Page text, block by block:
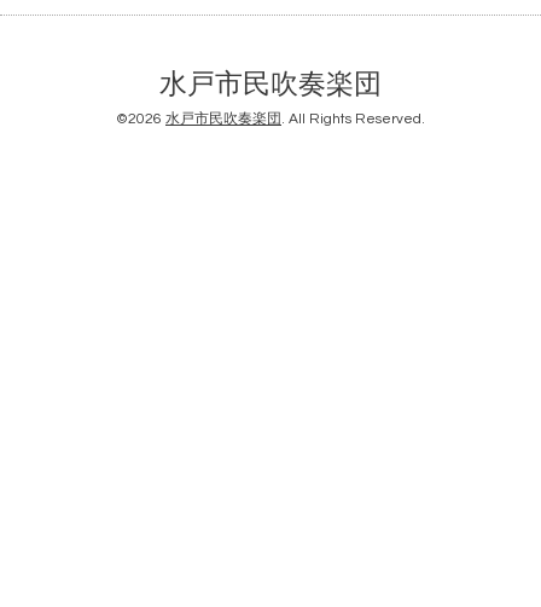
水戸市民吹奏楽団
©2026 水戸市民吹奏楽団 . All Rights Reserved.